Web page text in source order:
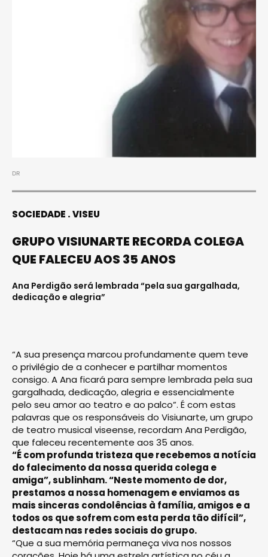
DR
SOCIEDADE VISEU
GRUPO VISIUNARTE RECORDA COLEGA
QUE FALECEU AOS 35 ANOS
Ana Perdigão será lembrada “pela sua gargalhada,
dedicação e alegria”
“A sua presença marcou profundamente quem teve
o privilégio de a conhecer e partilhar momentos
consigo. A Ana ficará para sempre lembrada pela sua
gargalhada, dedicação, alegria e essencialmente
pelo seu amor ao teatro e ao palco”. É com estas
palavras que os responsáveis do Visiunarte, um grupo
de teatro musical viseense, recordam Ana Perdigão,
que faleceu recentemente aos 35 anos.
“É com profunda tristeza que recebemos a notícia
do falecimento da nossa querida colega e
amiga”, sublinham. “Neste momento de dor,
prestamos a nossa homenagem e enviamos as
mais sinceras condolências à família, amigos e a
todos os que sofrem com esta perda tão difícil”,
destacam nas redes sociais do grupo.
“Que a sua memória permaneça viva nos nossos